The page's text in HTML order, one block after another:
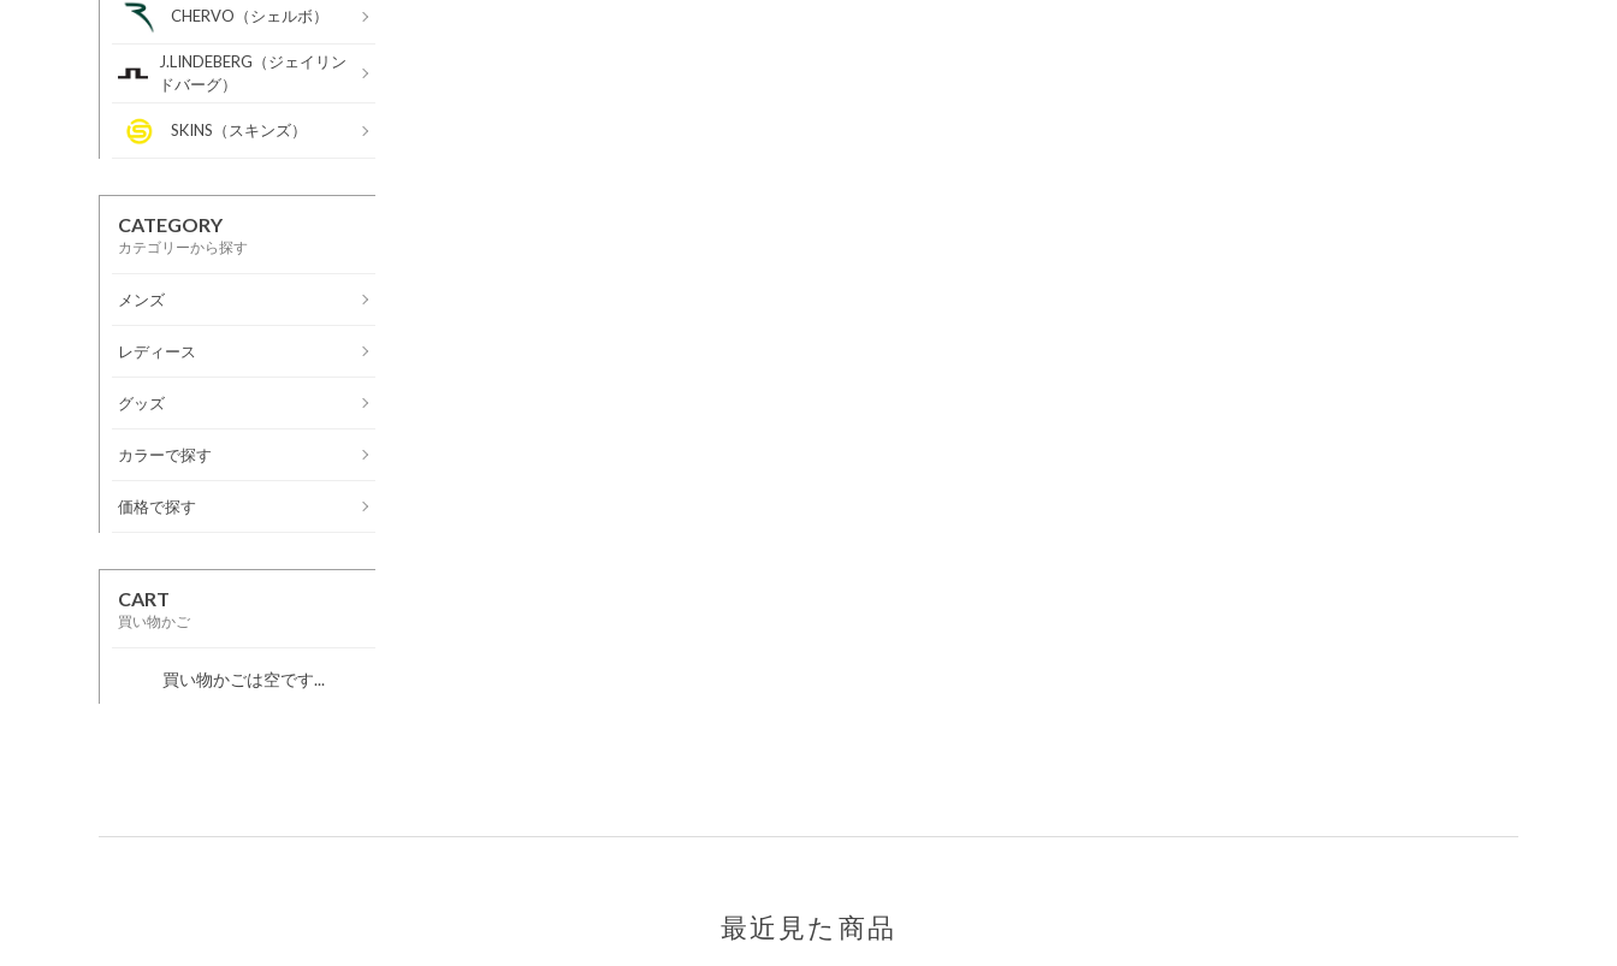
CHERVO（シェルボ）
J.LINDEBERG（ジェイリン
ドバーグ）
SKINS（スキンズ）
CATEGORY
カテゴリーから探す
メンズ
レディース
グッズ
カラーで探す
価格で探す
CART
買い物かご
買い物かごは空です...
最近見た商品